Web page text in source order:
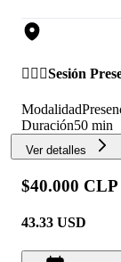
🙋🏻‍♀️Sesión
Modalidad
Duración50 min
Ver detalles
$40.000 CLP
43.33 USD